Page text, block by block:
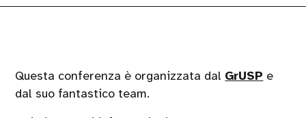
Questa conferenza è organizzata dal GrUSP e
dal suo fantastico team.